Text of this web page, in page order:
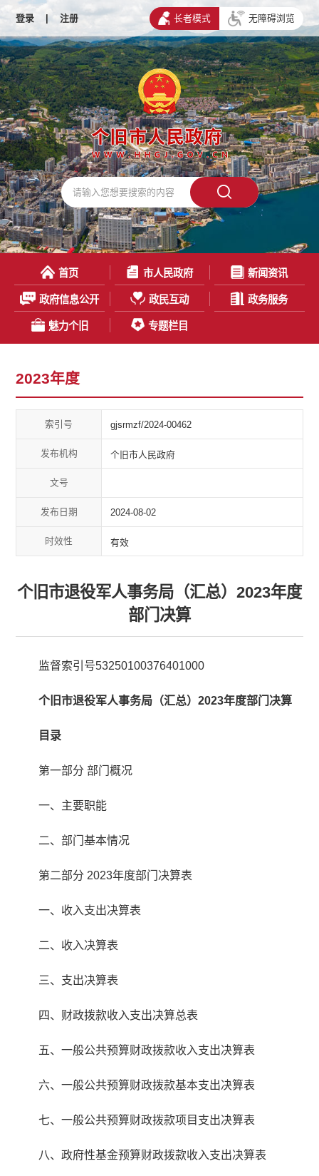
登录 | 注册 长者模式 无障碍浏览
首页 市人民政府 新闻资讯
政府信息公开 政民互动 政务服务
魅力个旧 专题栏目
2023年度
索引号 gjsrmzf/2024-00462
发布机构 个旧市人民政府
文号
发布日期 2024-08-02
时效性 有效
个旧市退役军人事务局（汇总）2023年度
部门决算
监督索引号53250100376401000
个旧市退役军人事务局（汇总）2023年度部门决算
目录
第一部分 部门概况
一、主要职能
二、部门基本情况
第二部分 2023年度部门决算表
一、收入支出决算表
二、收入决算表
三、支出决算表
四、财政拨款收入支出决算总表
五、一般公共预算财政拨款收入支出决算表
六、一般公共预算财政拨款基本支出决算表
七、一般公共预算财政拨款项目支出决算表
八、政府性基金预算财政拨款收入支出决算表